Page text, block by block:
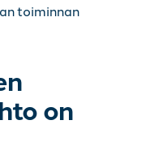
toiminnan
on